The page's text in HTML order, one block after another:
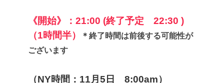
《開始》：21:00 (終了予定 22:30 )
（1時間半）
＊終了時間は前後する可能性が
ございます
（NY時間：11月5日 8:00am）